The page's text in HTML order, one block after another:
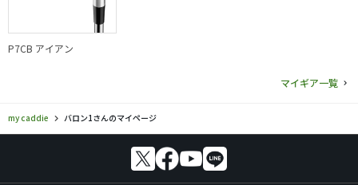
P7CB アイアン
マイギア一覧
my caddie バロン1さんのマイページ